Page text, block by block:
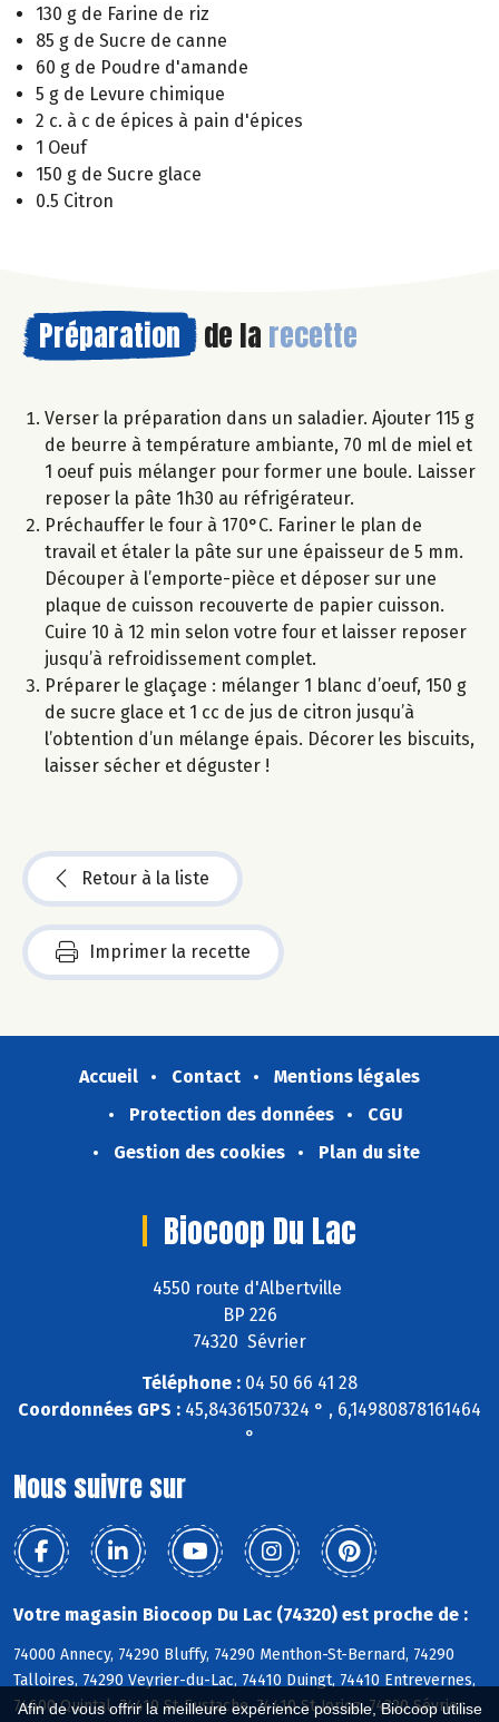
Afin de vous offrir la meilleure expérience possible, Biocoop utilise
130 g de Farine de riz
85 g de Sucre de canne
60 g de Poudre d'amande
5 g de Levure chimique
2 c. à c de épices à pain d'épices
1 Oeuf
150 g de Sucre glace
0.5 Citron
Préparation de la recette
Verser la préparation dans un saladier. Ajouter 115 g
de beurre à température ambiante, 70 ml de miel et
1 oeuf puis mélanger pour former une boule. Laisser
reposer la pâte 1h30 au réfrigérateur.
Préchauffer le four à 170°C. Fariner le plan de
travail et étaler la pâte sur une épaisseur de 5 mm.
Découper à l’emporte-pièce et déposer sur une
plaque de cuisson recouverte de papier cuisson.
Cuire 10 à 12 min selon votre four et laisser reposer
jusqu’à refroidissement complet.
Préparer le glaçage : mélanger 1 blanc d’oeuf, 150 g
de sucre glace et 1 cc de jus de citron jusqu’à
l’obtention d’un mélange épais. Décorer les biscuits,
laisser sécher et déguster !
Retour à la liste
Imprimer la recette
Accueil Contact
Mentions légales
Protection des données
CGU
Gestion des cookies
Plan du site
Biocoop Du Lac
4550 route d'Albertville
BP 226
74320 Sévrier
Téléphone : 04 50 66 41 28
Coordonnées GPS : 45,84361507324 ° , 6,14980878161464
°
Nous suivre sur
Votre magasin Biocoop Du Lac (74320) est proche de :
74000 Annecy, 74290 Bluffy, 74290 Menthon-St-Bernard, 74290
Talloires, 74290 Veyrier-du-Lac, 74410 Duingt, 74410 Entrevernes,
74600 Quintal, 74410 St-Eustache, 74410 St-Jorioz, 74320 Sévrier,